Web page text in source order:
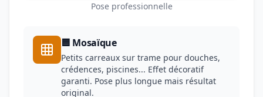
Pose professionnelle
🟦 Mosaïque
Petits carreaux sur trame pour douches,
crédences, piscines... Effet décoratif
garanti. Pose plus longue mais résultat
original.